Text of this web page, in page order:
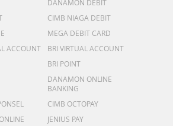
DANAMON DEBIT
CIMB NIAGA DEBIT
MEGA DEBIT CARD
ACCOUNT
BRI VIRTUAL ACCOUNT
BRI POINT
DANAMON ONLINE
BANKING
CIMB OCTOPAY
JENIUS PAY